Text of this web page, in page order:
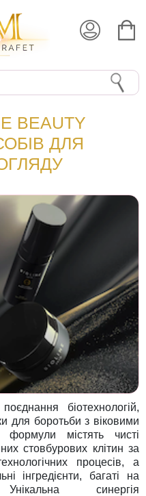
BEAUTY
ДЛЯ
біотехнологій,
для боротьби з віковими
формули містять чисті
стовбурових клітин за
процесів, а
інгредієнти, багаті на
синергія